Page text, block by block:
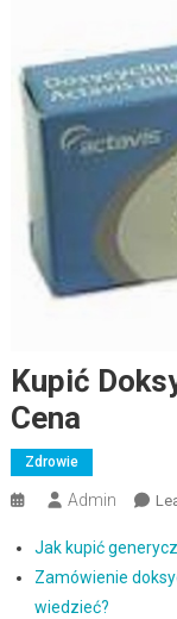
Kupić
Cena
Zdrowie
Admin
Jak kupić
Zamówienie
wiedzieć?